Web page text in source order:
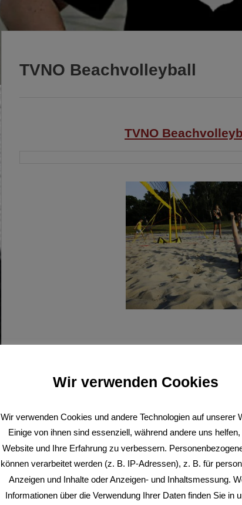
TVNO Beachvolleyball
TVNO
Liebe Beach- und
wir versuchen jedes Wochenendeim Sommer das
aufgebaut bekommen. Ob es am jeweiligen
E-Mail mitgeteilt. Hierbei gilt auf jeden Fall, je mehr
besser, denn es ist
vorrangig ein Tag im Park mit
Beachen.
Bei Interesse wird auch
Wir verwenden Cookies
Wir verwenden Cookies und andere Technologien auf unserer
Einige von ihnen sind essenziell, während andere uns
Website und Ihre Erfahrung zu verbessern.
können verarbeitet werden (z. B. IP-Adressen), z. B. für
Anzeigen und Inhalte oder Anzeigen- und Inhaltsmessung.
Informationen über die Verwendung Ihrer Daten finden Sie in